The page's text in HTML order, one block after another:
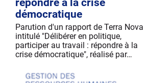
démocratique
Parution d'un rapport de Terra Nova
intitulé "Délibérer en politique,
participer au travail : répondre à la
crise démocratique", réalisé par…